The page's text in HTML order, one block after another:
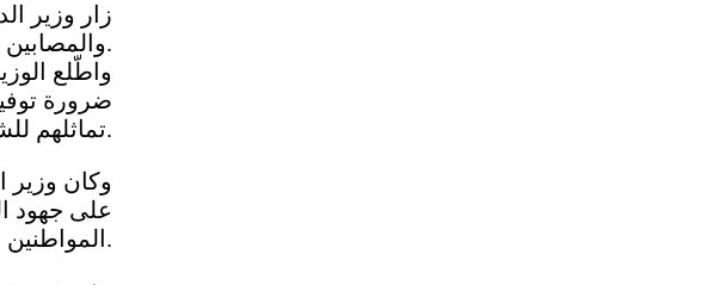
زار وزير
والمصابين جراء الانفجار الأخير بالقرب من وزارة السياحة في العاصمة دمشق.
واطّلع
ضرورة
تماثلهم للشفاء.
وكان وزير
على جهود
المواطنين واستكمال التحقيقات الأمنية.